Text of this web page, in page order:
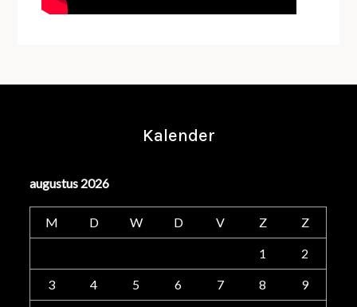
Kalender
augustus 2026
M D W D V Z Z
1 2
3 4 5 6 7 8 9